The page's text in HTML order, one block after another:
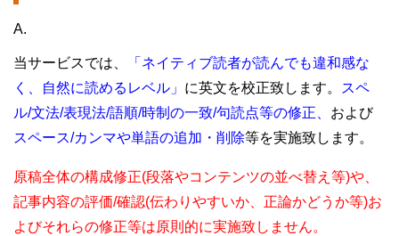
A.
当サービスでは、
「ネイティブ読者が読んでも違和感な
く、自然に読めるレベル」 に英文を校正致します。
スペ
ル/文法/表現法/語順/時制の一致/句読点等の修正、 および
スペース/カンマや単語の追加・削除等を実施致します。
原稿全体の構成修正(段落やコンテンツの並べ替え等)や、
記事内容の評価/確認(伝わりやすいか、正論かどうか等)お
よびそれらの修正等は原則的に実施致しません。